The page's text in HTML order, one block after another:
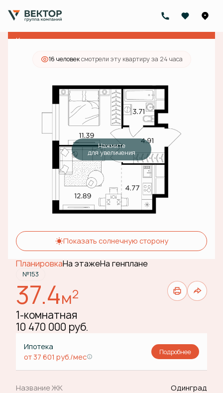
1-комнатная 10 470 000 руб.
Ипотекаот 37 601 руб./мес.
Квартира с ключами
16 человексмотрели эту квартиру за 24 часа
Нажмите
для увеличения
Показать солнечную сторону
ПланировкаНа этажеНа генплане
№153
37.4м2
1-комнатная
10 470 000 руб.
Ипотека
от 37 601 руб./мес
Подробнее
Название ЖК
Одинград